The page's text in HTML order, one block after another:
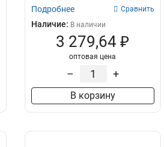
Подробнее Сравнить
Наличие: В наличии
3 279,64 ₽
оптовая цена
– +
В корзину